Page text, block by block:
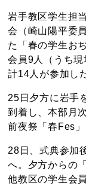
岩手教区学生担
会（崎山陽平委
た「春の学生お
会員9人（うち
計14人が参加し
25日夕方に岩手
到着し、本部月
前夜祭「春Fes」
28日、式典参加
へ。夕方からの
他教区の学生会